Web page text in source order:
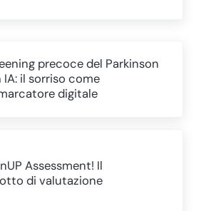
precoce del Parkinson
IA: il sorriso come
digitale
Assessment! Il
di valutazione